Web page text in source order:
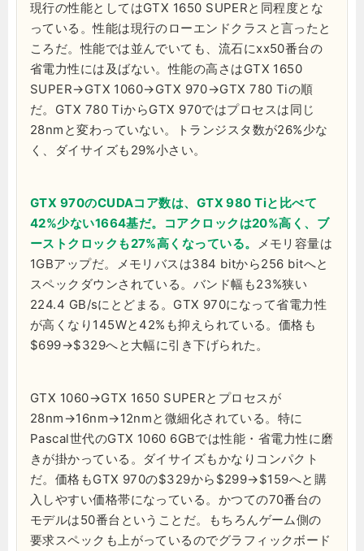
現行の性能としてはGTX 1650 SUPERと同程度とな
っている。性能は現行のローエンドクラスと言ったと
ころだ。性能では並んでいても、流石にxx50番台の
省電力性には及ばない。性能の高さはGTX 1650
SUPER→GTX 1060→GTX 970→GTX 780 Tiの順
だ。GTX 780 TiからGTX 970ではプロセスは同じ
28nmと変わっていない。トランジスタ数が26%少な
く、ダイサイズも29%小さい。
GTX 970のCUDAコア数は、GTX 980 Tiと比べて
42%少ない1664基だ。コアクロックは20%高く、ブ
ーストクロックも27%高くなっている。
メモリ容量は
1GBアップだ。メモリバスは384 bitから256 bitへと
スペックダウンされている。バンド幅も23%狭い
224.4 GB/sにとどまる。GTX 970になって省電力性
が高くなり145Wと42%も抑えられている。価格も
$699→$329へと大幅に引き下げられた。
GTX 1060→GTX 1650 SUPERとプロセスが
28nm→16nm→12nmと微細化されている。特に
Pascal世代のGTX 1060 6GBでは性能・省電力性に磨
きが掛かっている。ダイサイズもかなりコンパクト
だ。価格もGTX 970の$329から$299→$159へと購
入しやすい価格帯になっている。かつての70番台の
モデルは50番台ということだ。もちろんゲーム側の
要求スペックも上がっているのでグラフィックボード